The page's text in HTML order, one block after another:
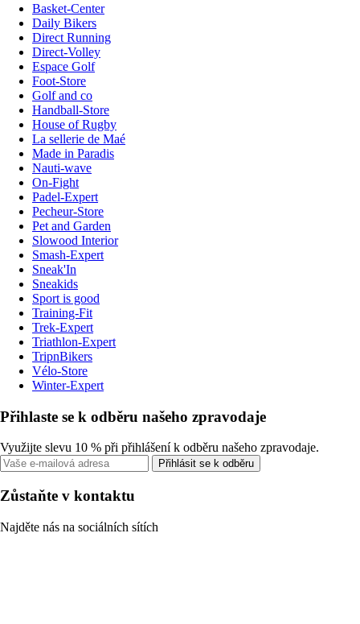
Basket-Center
Daily Bikers
Direct Running
Direct-Volley
Espace Golf
Foot-Store
Golf and co
Handball-Store
House of Rugby
La sellerie de Maé
Made in Paradis
Nauti-wave
On-Fight
Padel-Expert
Pecheur-Store
Pet and Garden
Slowood Interior
Smash-Expert
Sneak'In
Sneakids
Sport is good
Training-Fit
Trek-Expert
Triathlon-Expert
TripnBikers
Vélo-Store
Winter-Expert
Přihlaste se k odběru našeho zpravodaje
Využijte slevu 10 % při přihlášení k odběru našeho zpravodaje.
Přihlásit se k odběru
Zůstaňte v kontaktu
Najděte nás na sociálních sítích